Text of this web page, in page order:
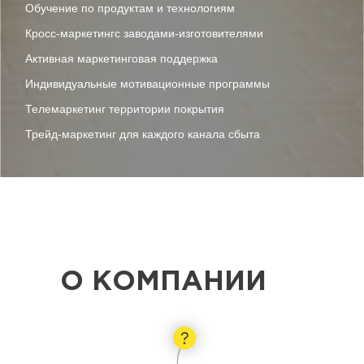
Обучение по продуктам и технологиям
Кросс-маркетингс заводами-изготовителями
Активная маркетинговая поддержка
Индивидуальные мотивационные программы
Телемаркетинг территории покрытия
Трейд-маркетинг для каждого канала сбыта
официальный сайт; автохимия для
автомобиля; автохимия москва;
автохимия цена; автохимия интернет;
интернет магазин автохимии; автохимия
оптов; автохимия купить; авто химия;
О КОМПАНИИ